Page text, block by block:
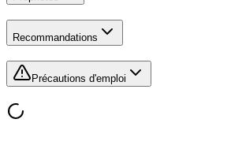
Recommandations
Précautions d'emploi